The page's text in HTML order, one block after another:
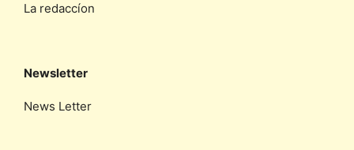
La redaccíon
Newsletter
News Letter